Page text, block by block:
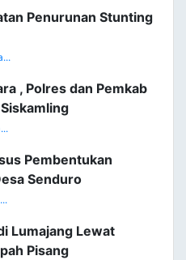
Penurunan Stunting
, Polres dan Pemkab
Pembentukan
Senduro
Lumajang Lewat
Pisang